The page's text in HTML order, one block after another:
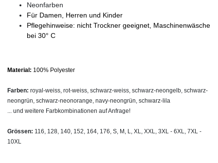
Neonfarben
Für Damen, Herren und Kinder
Pflegehinweise: nicht Trockner geeignet, Maschinenwäsche
bei 30° C
Material: 100% Polyester
Farben: royal-weiss, rot-weiss, schwarz-weiss, schwarz-neongelb, schwarz-
neongrün, schwarz-neonorange, navy-neongrün, schwarz-lila
... und weitere Farbkombinationen auf Anfrage!
Grössen: 116, 128, 140, 152, 164, 176, S, M, L, XL, XXL, 3XL - 6XL, 7XL -
10XL